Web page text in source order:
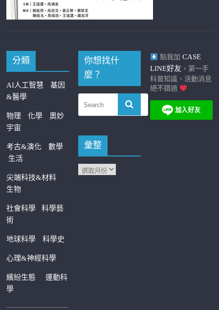
分類
AI人工智慧
基因
&醫學
物理 化學
奧妙
宇宙
考古&演化
數學
生活
尖端科技&材料
生物
社會科學科學藝
術
地球科學 科學史
心理&神經科學
繽紛生態運動科
學
—————————
你想找什
麼？
彙整
點我加 CASE
LINE好友 ，第一手
科普知識、活動消息
絕不錯過